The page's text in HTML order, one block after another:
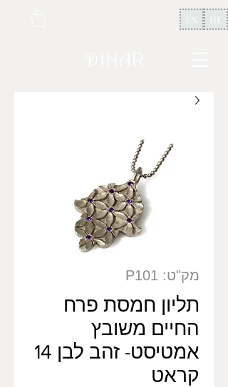
EN HE
מק"ט: P101
תליון חמסת פרח
החיים משובץ
אמטיסט- זהב לבן 14
קראט